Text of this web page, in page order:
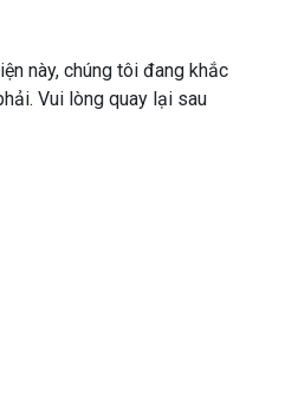
này, chúng tôi đang khắc
Vui lòng quay lại sau